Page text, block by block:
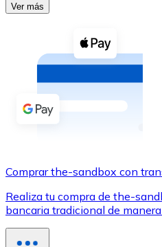
Ver todo
Compra criptomonedas
Comprar con efectivo
Transferencia SEPA
Utiliza tarjetas Visa y
Comprar con tarjeta
Ver más
Comprar the-sandbox con
Realiza tu compra de the-
bancaria tradicional de